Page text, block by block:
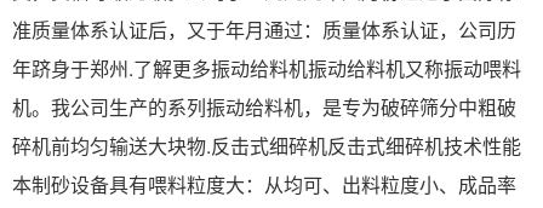
准质量体系认证后，又于年月通过：质量体系认证，公司历
年跻身于郑州.了解更多振动给料机振动给料机又称振动喂料
机。我公司生产的系列振动给料机，是专为破碎筛分中粗破
碎机前均匀输送大块物.反击式细碎机反击式细碎机技术性能
本制砂设备具有喂料粒度大：从均可、出料粒度小、成品率